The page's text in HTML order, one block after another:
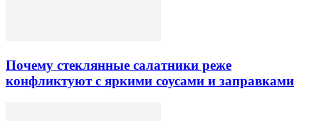
Почему стеклянные салатники реже
конфликтуют с яркими соусами и заправками